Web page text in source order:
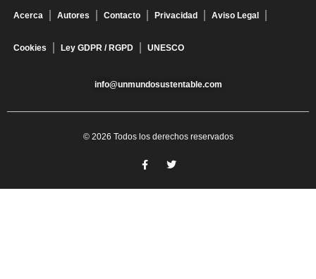
Acerca Autores Contacto Privacidad Aviso Legal
Cookies Ley GDPR / RGPD UNESCO
info@unmundosustentable.com
© 2026 Todos los derechos reservados